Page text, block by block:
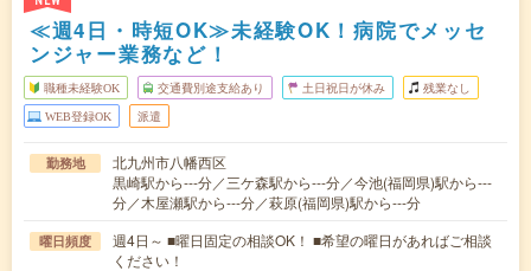
≪週4日・時短OK≫未経験OK！病院でメッセ
ンジャー業務など！
職種未経験OK 交通費別途支給あり 土日祝日が休み 残業なし
WEB登録OK 派遣
勤務地
北九州市八幡西区
黒崎駅から---分／三ケ森駅から---分／今池(福岡県)駅から---
分／木屋瀬駅から---分／萩原(福岡県)駅から---分
曜日頻度
週4日～ ■曜日固定の相談OK！ ■希望の曜日があればご相談
ください！